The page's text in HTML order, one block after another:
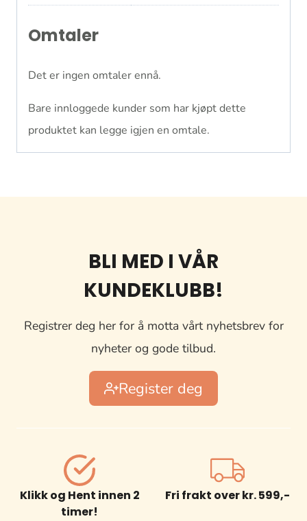
Omtaler
Det er ingen omtaler ennå.
Bare innloggede kunder som har kjøpt dette
produktet kan legge igjen en omtale.
BLI MED I VÅR
KUNDEKLUBB!
Registrer deg her for å motta vårt nyhetsbrev for
nyheter og gode tilbud.
Register deg
Klikk og Hent innen 2
timer!
Fri frakt over kr. 599,-